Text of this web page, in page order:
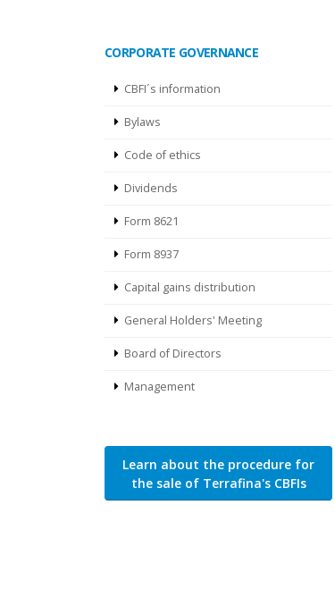
CORPORATE GOVERNANCE
CBFI´s information
Bylaws
Code of ethics
Dividends
Form 8621
Form 8937
Capital gains distribution
General Holders' Meeting
Board of Directors
Management
Learn about the procedure for
the sale of Terrafina's CBFIs